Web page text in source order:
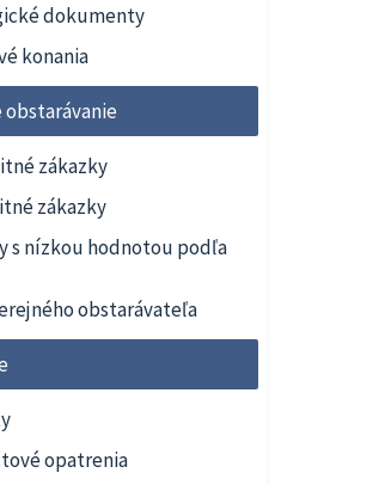
dokumenty
konania
obstarávanie
zákazky
zákazky
s nízkou hodnotou podľa
obstarávateľa
opatrenia